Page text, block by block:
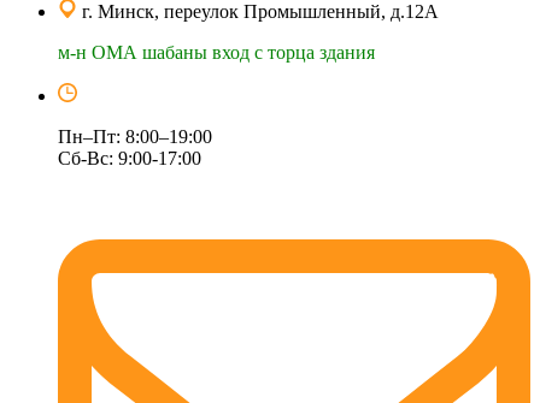
г. Минск, переулок Промышленный, д.12А
м-н ОМА шабаны вход с торца здания
Пн–Пт: 8:00–19:00
Сб-Вс: 9:00-17:00